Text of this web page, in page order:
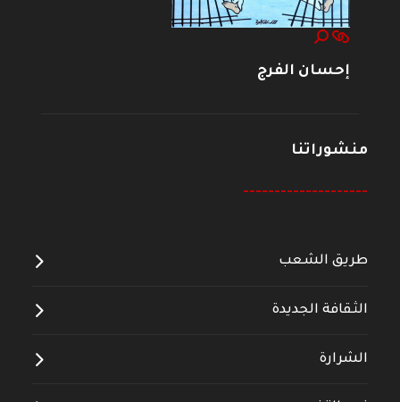
إحسان الفرج
منشوراتنا
--------------------
طريق الشعب
الثقافة الجديدة
الشرارة